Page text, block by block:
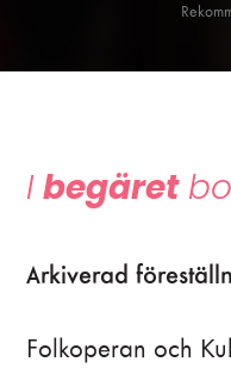
Ibegäret
Arkiverad
Folkoperan och